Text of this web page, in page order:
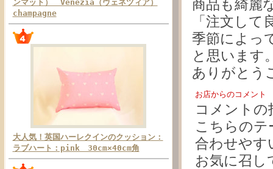
ンマット） Venezia（ヴェネツィア）
champagne
大人気！英国ハーレクインのクッション：
ラブハート：pink 30cm×40cm角
商品も綺麗
「注文し
季節によっ
と思います
ありがとう
お店からのコメント
コメント
こちらのテ
合わせやす
お気に召し